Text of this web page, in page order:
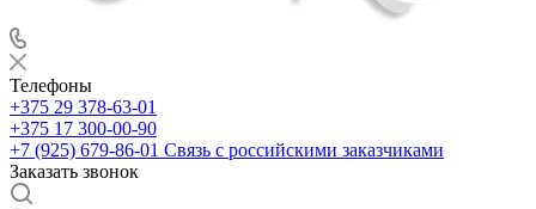
Телефоны
+375 29 378-63-01
+375 17 300-00-90
+7 (925) 679-86-01 Связь с российскими заказчиками
Заказать звонок